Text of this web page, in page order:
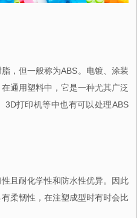
，但一般称为ABS。电镀、涂装
通用塑料中，它是一种尤其广泛
3D打印机等中也有可以处理ABS
且耐化学性和防水性优异。因此
柔韧性，在注塑成型时有时会比